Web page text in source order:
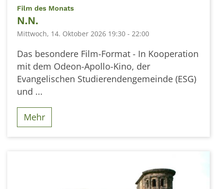
Film des Monats
N.N.
Mittwoch, 14. Oktober 2026 19:30 - 22:00
Das besondere Film-Format - In Kooperation
mit dem Odeon-Apollo-Kino, der
Evangelischen Studierendengemeinde (ESG)
und ...
Mehr